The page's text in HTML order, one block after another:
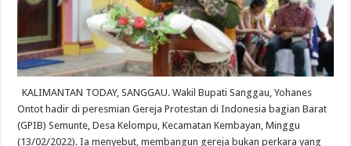
KALIMANTAN TODAY, SANGGAU. Wakil Bupati Sanggau, Yohanes
Ontot hadir di peresmian Gereja Protestan di Indonesia bagian Barat
(GPIB) Semunte, Desa Kelompu, Kecamatan Kembayan, Minggu
(13/02/2022). Ia menyebut, membangun gereja bukan perkara yang